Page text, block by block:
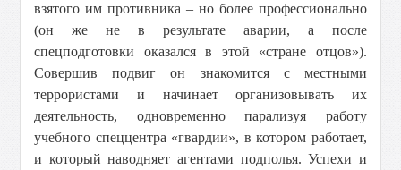
взятого им противника – но более профессионально
(он же не в результате аварии, а после
спецподготовки оказался в этой «стране отцов»).
Совершив подвиг он знакомится с местными
террористами и начинает организовывать их
деятельность, одновременно парализуя работу
учебного спеццентра «гвардии», в котором работает,
и который наводняет агентами подполья. Успехи и